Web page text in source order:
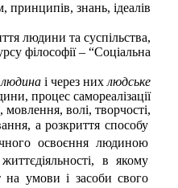
принципів, знань, ідеалів
людини та суспільства,
філософії – “Соціальна
людина і через них людське
процес самореалізації
волі, творчості,
а розкриття способу
освоєння людиною
в якому
на умови і засоби свого